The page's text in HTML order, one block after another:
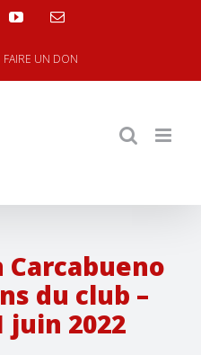
youtubeEmail
FAIRE UN DON
du club –
juin 2022